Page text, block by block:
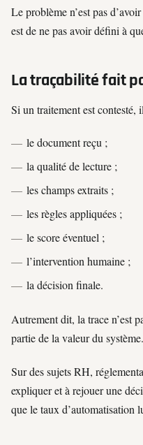
Le problème n’est pas
est de ne pas avoir défini à
La traçabilité fait
Si un traitement est
le document reçu ;
la qualité de lecture ;
les champs extraits ;
les règles appliquées ;
le score éventuel ;
l’intervention humaine ;
la décision finale.
Autrement dit, la trace n’est
partie de la valeur du système.
Sur des sujets RH,
expliquer et à rejouer une
que le taux d’automatisation